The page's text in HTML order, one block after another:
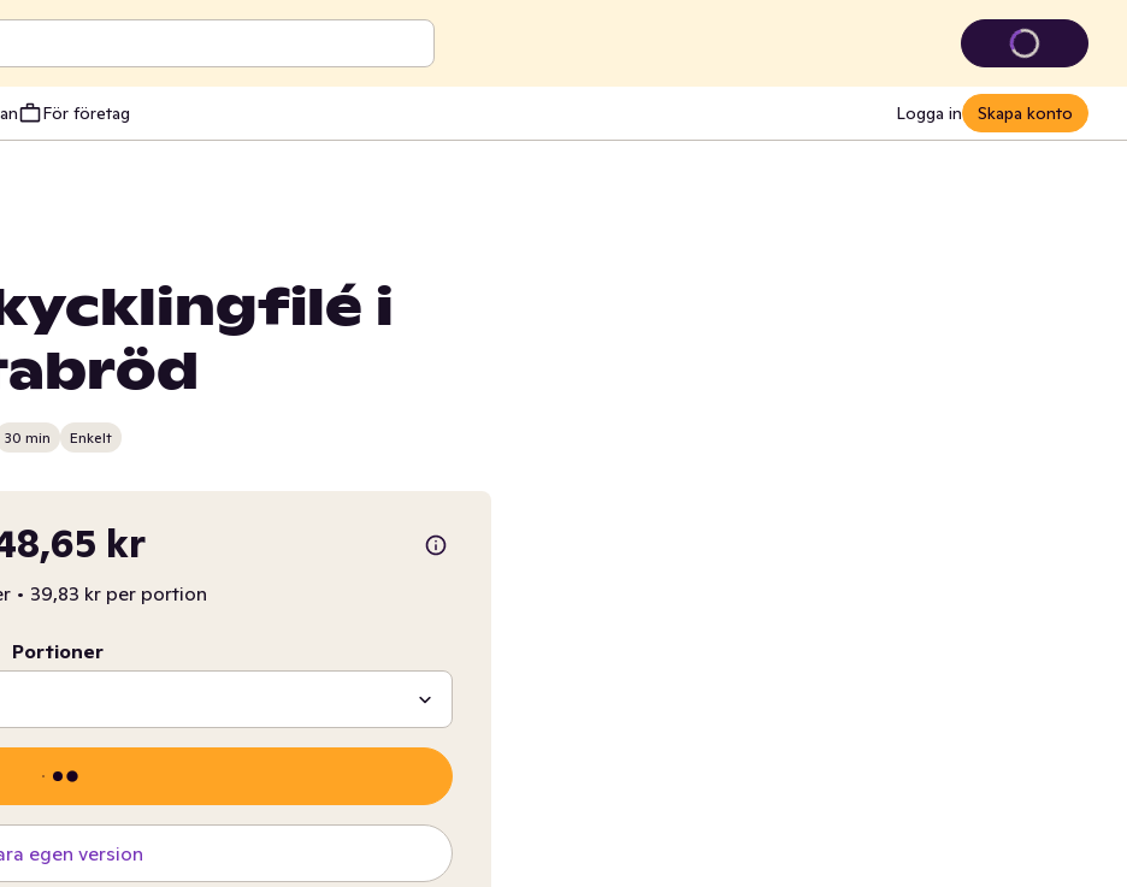
För företag Logga in Skapa konto
i
30 min Enkelt
kr
• 39,83 kr per portion
Portioner
egen version